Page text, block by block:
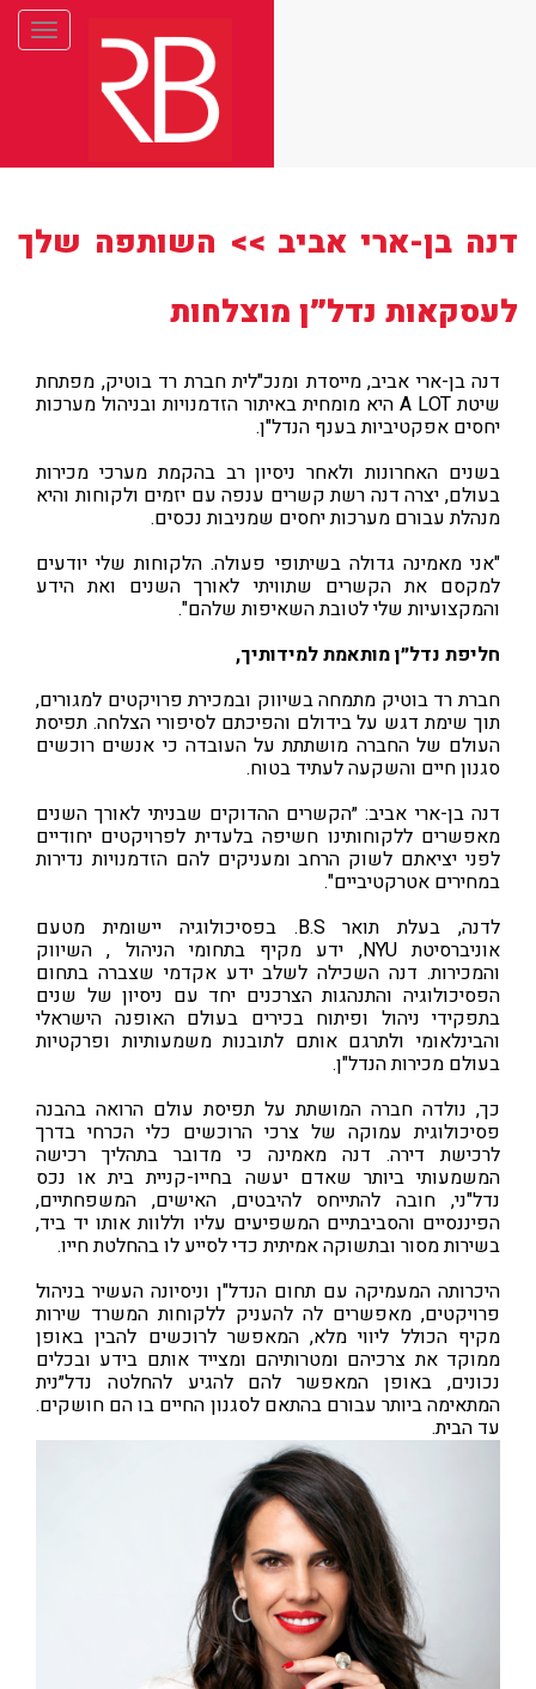
דנה בן-ארי אביב >> השותפה שלך
לעסקאות נדל״ן מוצלחות
דנה בן-ארי אביב, מייסדת ומנכ"לית חברת רד בוטיק, מפתחת
שיטת A LOT היא מומחית באיתור הזדמנויות ובניהול מערכות
יחסים אפקטיביות בענף הנדל"ן.
בשנים האחרונות ולאחר ניסיון רב בהקמת מערכי מכירות
בעולם, יצרה דנה רשת קשרים ענפה עם יזמים ולקוחות והיא
מנהלת עבורם מערכות יחסים שמניבות נכסים.
"אני מאמינה גדולה בשיתופי פעולה. הלקוחות שלי יודעים
למקסם את הקשרים שתוויתי לאורך השנים ואת הידע
והמקצועיות שלי לטובת השאיפות שלהם".
חליפת נדל״ן מותאמת למידותיך,
חברת רד בוטיק מתמחה בשיווק ובמכירת פרויקטים למגורים,
תוך שימת דגש על בידולם והפיכתם לסיפורי הצלחה. תפיסת
העולם של החברה מושתתת על העובדה כי אנשים רוכשים
סגנון חיים והשקעה לעתיד בטוח.
דנה בן-ארי אביב: ״הקשרים ההדוקים שבניתי לאורך השנים
מאפשרים ללקוחותינו חשיפה בלעדית לפרויקטים יחודיים
לפני יציאתם לשוק הרחב ומעניקים להם הזדמנויות נדירות
במחירים אטרקטיביים".
לדנה, בעלת תואר B.S. בפסיכולוגיה יישומית מטעם
אוניברסיטת NYU, ידע מקיף בתחומי הניהול , השיווק
והמכירות. דנה השכילה לשלב ידע אקדמי שצברה בתחום
הפסיכולוגיה והתנהגות הצרכנים יחד עם ניסיון של שנים
בתפקידי ניהול ופיתוח בכירים בעולם האופנה הישראלי
והבינלאומי ולתרגם אותם לתובנות משמעותיות ופרקטיות
בעולם מכירות הנדל"ן.
כך, נולדה חברה המושתת על תפיסת עולם הרואה בהבנה
פסיכולוגית עמוקה של צרכי הרוכשים כלי הכרחי בדרך
לרכישת דירה. דנה מאמינה כי מדובר בתהליך רכישה
המשמעותי ביותר שאדם יעשה בחייו-קניית בית או נכס
נדל"ני, חובה להתייחס להיבטים, האישים, המשפחתיים,
הפיננסיים והסביבתיים המשפיעים עליו וללוות אותו יד ביד,
בשירות מסור ובתשוקה אמיתית כדי לסייע לו בהחלטת חייו.
היכרותה המעמיקה עם תחום הנדל"ן וניסיונה העשיר בניהול
פרויקטים, מאפשרים לה להעניק ללקוחות המשרד שירות
מקיף הכולל ליווי מלא, המאפשר לרוכשים להבין באופן
ממוקד את צרכיהם ומטרותיהם ומצייד אותם בידע ובכלים
נכונים, באופן המאפשר להם להגיע להחלטה נדל״נית
המתאימה ביותר עבורם בהתאם לסגנון החיים בו הם חושקים.
עד הבית.